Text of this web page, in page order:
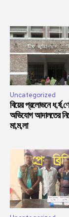
Uncategorized
বিয়ের প্রলোভনে
অভিযোগ আদালতের
মা,ম,লা